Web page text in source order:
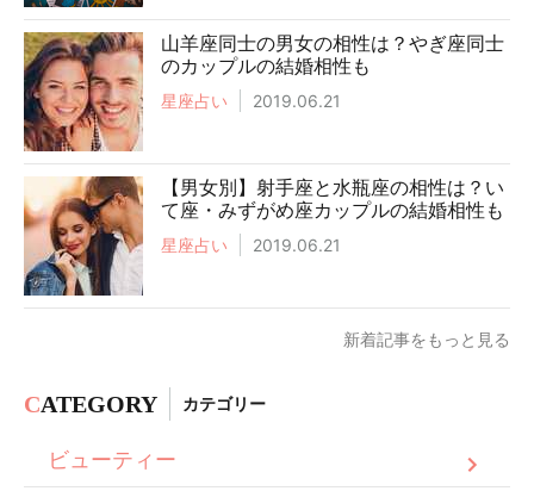
山羊座同士の男女の相性は？やぎ座同士
のカップルの結婚相性も
星座占い 2019.06.21
【男女別】射手座と水瓶座の相性は？い
て座・みずがめ座カップルの結婚相性も
星座占い 2019.06.21
新着記事をもっと見る
CATEGORY カテゴリー
ビューティー